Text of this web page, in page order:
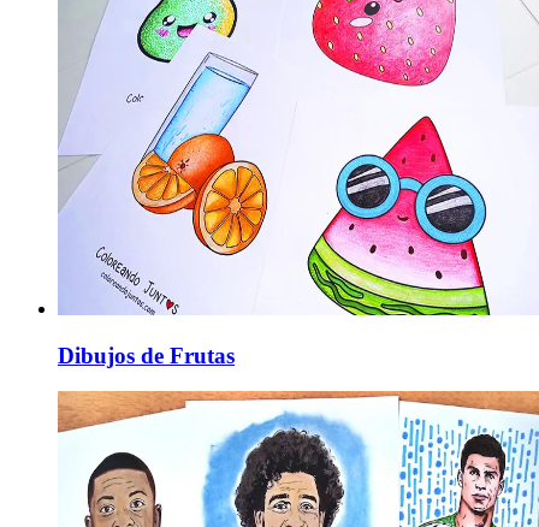
Dibujos de Frutas